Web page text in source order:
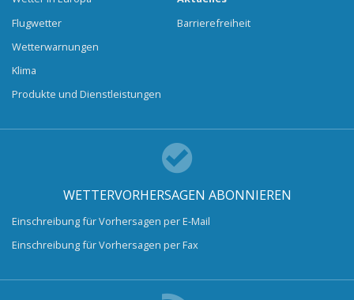
Flugwetter
Wetterwarnungen
Klima
Produkte und Dienstleistungen
Barrierefreiheit
WETTERVORHERSAGEN ABONNIEREN
Einschreibung für Vorhersagen per E-Mail
Einschreibung für Vorhersagen per Fax